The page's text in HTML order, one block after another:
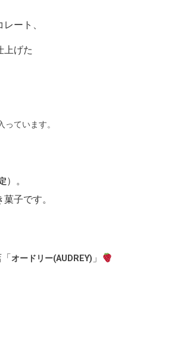
ート、
上げた
ています。
）。
子です。
オードリー(AUDREY) 」